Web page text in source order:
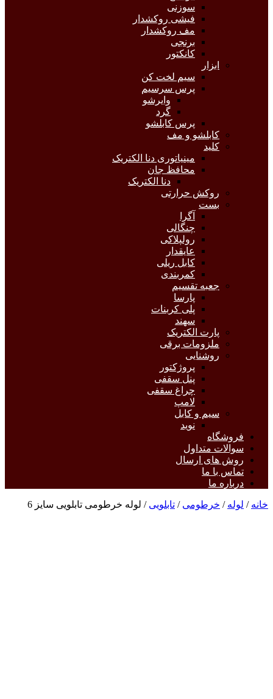
سوزنی
فیشی روکشدار
مف روکشدار
برنجی
کانکتور
ابزار
سیم لخت کن
پرس سرسیم
وایرشو
گرد
پرس کابلشو
کابلشو و مف
کلید
مینیاتوری دنا الکتریک
محافظ جان
دنا الکتریک
روکش حرارتی
بست
آگرا
چنگالی
رولپلاکی
عایقدار
کابل ریلی
کمربندی
جعبه تقسیم
پارسا
پلی کربنات
سهند
پارت الکتریک
ملزومات برقی
روشنایی
پروژکتور
پنل سقفی
چراغ سقفی
لامپ
سیم و کابل
نوید
فروشگاه
سوالات متداول
روش های ارسال
تماس با ما
درباره ما
خانه / لوله / خرطومی / تابلویی / لوله خرطومی تابلویی سایز 6